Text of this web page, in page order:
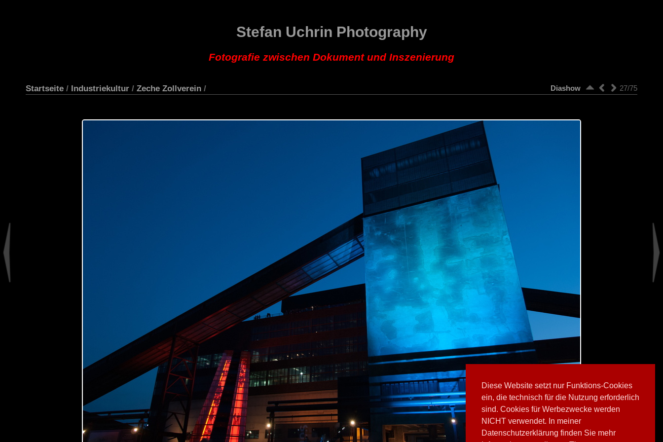
Diese Website setzt nur Funktions-Cookies
ein, die technisch für die Nutzung erforderlich
sind. Cookies für Werbezwecke werden
NICHT verwendet. In meiner
Datenschutzerklärung finden Sie mehr
Stefan Uchrin Photography
Fotografie zwischen Dokument und Inszenierung
Startseite / Industriekultur / Zeche Zollverein / 27/75
Diashow